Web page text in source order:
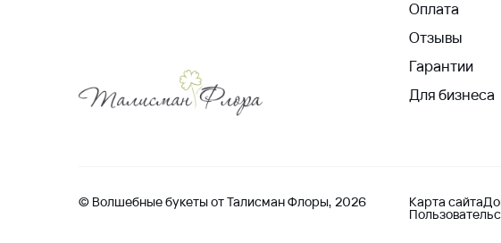
Оплата
Отзывы
Гарантии
Для бизнеса
© Волшебные букеты от Талисман Флоры, 2026 Карта сайта